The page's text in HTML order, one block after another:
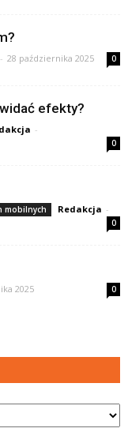
- 28 października 2025 0
efekty?
-
0
mobilnych Redakcja -
0
2025 0